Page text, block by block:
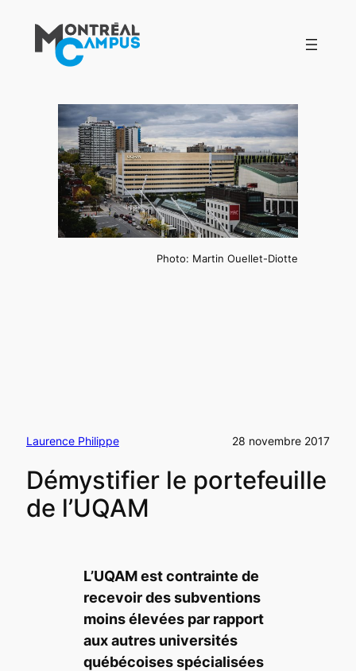
contenu
Photo: Martin Ouellet-Diotte
Laurence Philippe 28 novembre 2017
Démystifier le portefeuille
de l’UQAM
L’UQAM est contrainte de
recevoir des subventions
moins élevées par rapport
aux autres universités
québécoises spécialisées